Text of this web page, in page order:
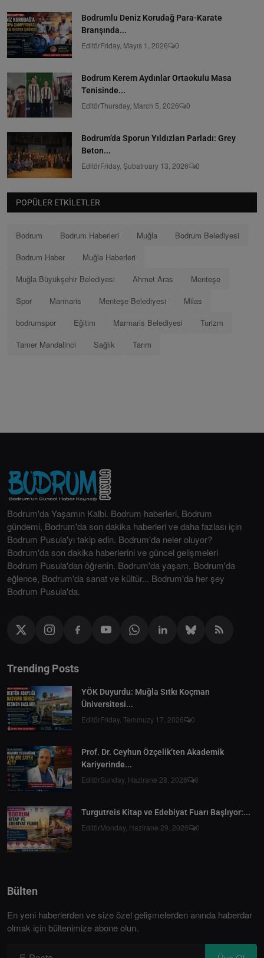
Bodrumlu Deniz Korudağ Para-Karate
Branşında...
EditörFriday, Mayıs 1, 2026 0
Bodrum Kerem Aydınlar Ortaokulu Masa
Tenisinde...
EditörThursday, March 5, 2026 0
Bodrum’da Sporun Yıldızları Parladı: Grey
Beton...
EditörFriday, Şubatruary 13, 2026 0
POPÜLER ETKILETLER
Bodrum Bodrum Haberleri Muğla
Bodrum Belediyesi
Bodrum Haber
Muğla Haberleri
Muğla Büyükşehir Belediyesi
Ahmet Aras
Menteşe
Spor
Marmaris Menteşe Belediyesi
Milas
bodrumspor
Eğitim Marmaris Belediyesi
Turizm
Tamer Mandalinci
Sağlık Tarım
Bodrum'da Yaşamın Kalbi. Bodrum haberleri, Bodrum
gündemi, Bodrum'da son dakika haberleri ve daha fazlası için
Bodrum Pusula'yı takip edin. Bodrum'da neler oluyor?
Bodrum'da son dakika haberlerini ve güncel gelişmeleri
Bodrum Pusula'dan öğrenin. Bodrum'da yaşam, Bodrum'da
eğlence, Bodrum'da sanat ve kültür... Bodrum'da her şey
Bodrum Pusula'da.
Trending Posts
YÖK Duyurdu: Muğla Sıtkı Koçman
Üniversitesi...
EditörFriday, Temmuzy 17, 2026 0
Prof. Dr. Ceyhun Özçelik’ten Akademik
Kariyerinde...
EditörSunday, Hazirane 28, 2026 0
Turgutreis Kitap ve Edebiyat Fuarı Başlıyor:...
EditörMonday, Hazirane 29, 2026 0
Bülten
En yeni haberlerden ve size özel gelişmelerden anında haberdar
olmak için bültenimize abone olun.